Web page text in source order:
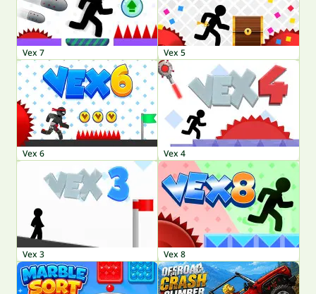
Vex 7 Vex 5
Vex 6 Vex 4
Vex 3 Vex 8